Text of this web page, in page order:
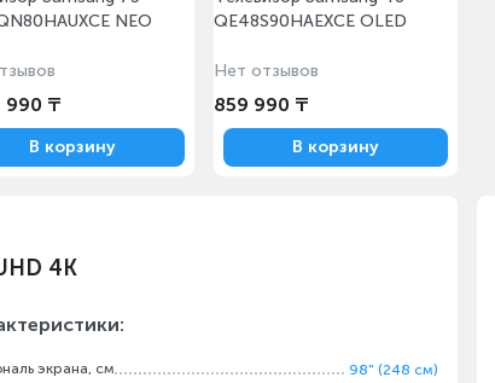
NEO
990 ₸
В корзину
QE48S90HAEXCE OLED
Нет отзывов
859 990 ₸
В корзину
4K
экрана, см
98" (248 см)